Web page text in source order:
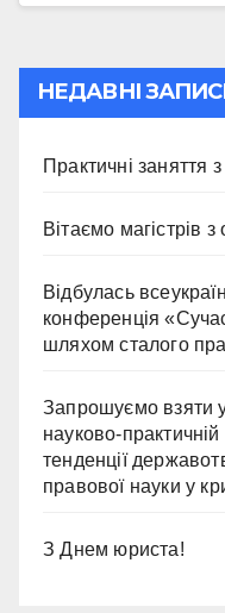
НЕДАВНІ
Практичні заняття
Вітаємо магістрів
Відбулась
конференція
шляхом сталого
Запрошуємо взяти
науково-
тенденції
правової науки у
З Днем юриста!